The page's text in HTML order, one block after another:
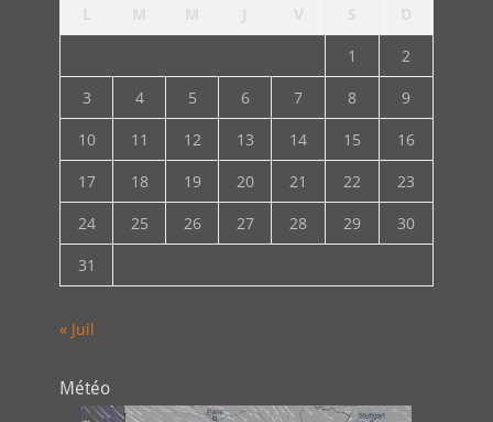
1
2
3
4 5 6 7 8
9
10
11 12 13 14 15
16
17
18 19 20 21 22
23
24
25 26 27 28 29
30
31
« Juil
Météo